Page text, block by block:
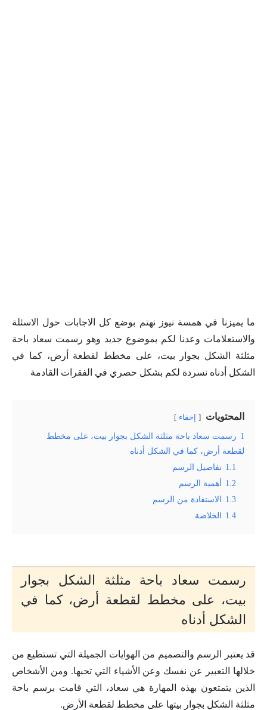
ما يميزنا في همسة نيوز نهتم بوضع كل الاجابات حول الاسئلة
والاستعلامات وعدنا لكم بموضوع جديد وهو رسمت سعاد باحة
مثلثة الشكل بجوار بيت، على مخطط لقطعة أرض، كما في
الشكل أدناه نسردة لكم بشكل حصري في الفقرات القادمة
المحتويات إخفاء
1 رسمت سعاد باحة مثلثة الشكل بجوار بيت، على مخطط
لقطعة أرض، كما في الشكل أدناه
1.1 تفاصيل الرسم
1.2 أهمية الرسم
1.3 الاستفادة من الرسم
1.4 الخلاصة
رسمت سعاد باحة مثلثة الشكل بجوار
بيت، على مخطط لقطعة أرض، كما في
الشكل أدناه
قد يعتبر الرسم والتصميم من الهوايات الجميلة التي تستطيع من
خلالها التعبير عن نفسك وعن الأشياء التي تحبها. ومن الأشخاص
الذين يتمتعون بهذه المهارة هي سعاد، التي قامت برسم باحة
مثلثة الشكل بجوار بيتها على مخطط لقطعة الأرض.